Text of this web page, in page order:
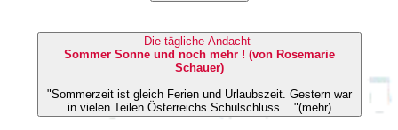
Die tägliche Andacht
Sommer Sonne und noch mehr ! (von Rosemarie
Schauer)
"Sommerzeit ist gleich Ferien und Urlaubszeit. Gestern war
in vielen Teilen Österreichs Schulschluss ..."(mehr)